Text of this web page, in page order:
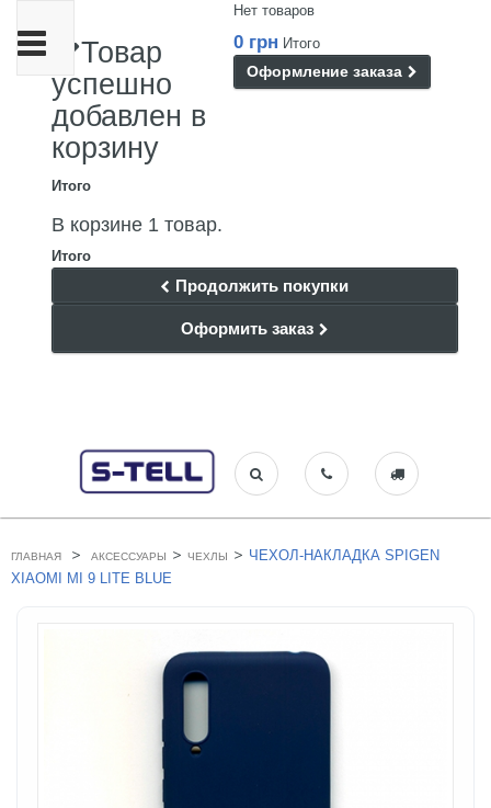
Нет товаров
0 грн Итого
Оформление заказа
Товар
успешно
добавлен в
корзину
Итого
В корзине 1 товар.
Итого
Продолжить покупки
Оформить заказ
Переключить
навигации
ГЛАВНАЯ > АКСЕССУАРЫ > ЧЕХЛЫ > ЧЕХОЛ-НАКЛАДКА SPIGEN
XIAOMI MI 9 LITE BLUE